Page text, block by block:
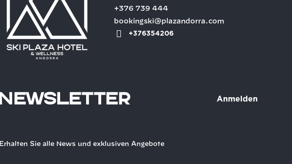
+376 739 444
bookingski@plazandorra.com
+376354206
Newsletter Anmelden
Erhalten Sie alle News und exklusiven Angebote